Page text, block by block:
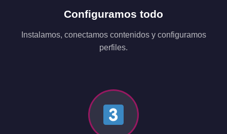
Configuramos todo
Instalamos, conectamos contenidos y configuramos
perfiles.